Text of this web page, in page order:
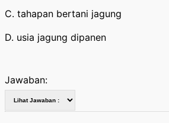
C. tahapan bertani jagung
D. usia jagung dipanen
Jawaban: